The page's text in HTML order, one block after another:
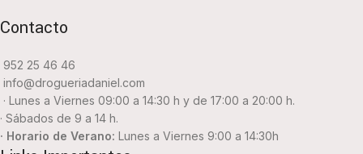
Contacto
952 25 46 46
info@drogueriadaniel.com
· Lunes a Viernes 09:00 a 14:30 h y de 17:00 a 20:00 h.
· Sábados de 9 a 14 h.
· Horario de Verano: Lunes a Viernes 9:00 a 14:30h